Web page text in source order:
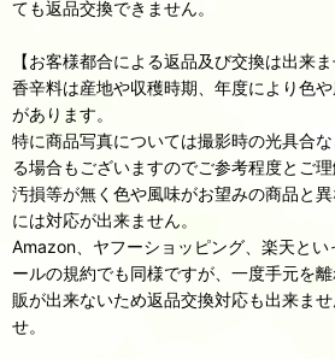
ても返品交換できません。
【お客様都合による返品及び交換は出来ま
香辛料は産地や収穫時期、年度により色
があります。
特に商品写真については撮影時の光具合
る場合もございますのでご参考程度とご理
汚損等が無く色や風味がお望みの商品と
には対応が出来ません。
Amazon、ヤフーショッピング、楽天と
ールの規約でも同様ですが、一度手元を
販が出来ないため返品交換対応も出来ま
せ。